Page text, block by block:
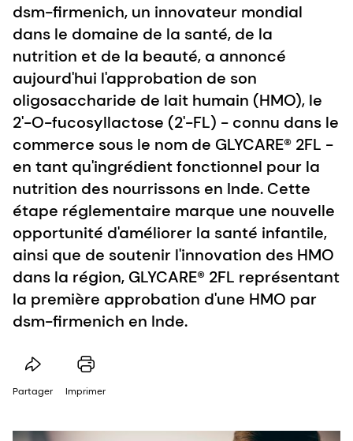
dsm-firmenich, un innovateur mondial
dans le domaine de la santé, de la
nutrition et de la beauté, a annoncé
aujourd'hui l'approbation de son
oligosaccharide de lait humain (HMO), le
2'-O-fucosyllactose (2'-FL) - connu dans le
commerce sous le nom de GLYCARE® 2FL -
en tant qu'ingrédient fonctionnel pour la
nutrition des nourrissons en Inde. Cette
étape réglementaire marque une nouvelle
opportunité d'améliorer la santé infantile,
ainsi que de soutenir l'innovation des HMO
dans la région, GLYCARE® 2FL représentant
la première approbation d'une HMO par
dsm-firmenich en Inde.
Partager Imprimer